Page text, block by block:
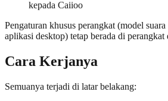
kepada Caiioo
Pengaturan khusus perangkat (model
aplikasi desktop) tetap berada di
Cara Kerjanya
Semuanya terjadi di latar belakang: